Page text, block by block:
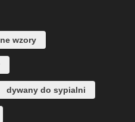
wzory
dywany do sypialni